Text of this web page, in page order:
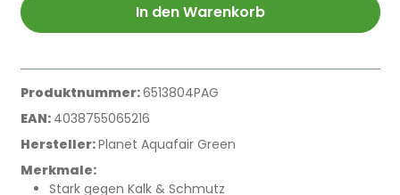
In den Warenkorb
Produktnummer:6513804PAG
EAN: 4038755065216
Hersteller:Planet Aquafair Green
Merkmale:
Stark gegen Kalk & Schmutz